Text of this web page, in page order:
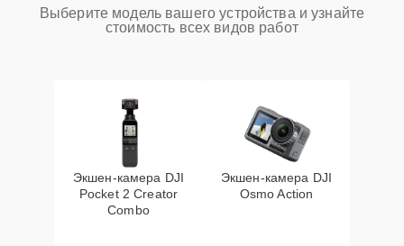
Выберите модель вашего устройства и узнайте
стоимость всех видов работ
Экшен-камера DJI
Pocket 2 Creator
Combo
Экшен-камера DJI
Osmo Action